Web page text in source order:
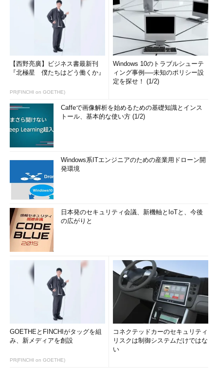
【西野亮廣】ビジネス書最新刊
『北極星 僕たちはどう働くか』
PR(FINCHI on GOETHE)
Windows 10のトラブルシューテ
ィング事例──未知のポリシー設
定を探せ！ (1/2)
Caffeで画像解析を始めるための基礎知識とインス
トール、基本的な使い方 (1/2)
Windows系ITエンジニアのための産業用ドローン開
発環境
日本発のセキュリティ会議、新機軸とIoTと、今後
の広がりと
GOETHEとFINCHIがタッグを組
み、新メディアを創設
PR(FINCHI on GOETHE)
コネクテッドカーのセキュリティ
リスクは制御システムだけではな
い